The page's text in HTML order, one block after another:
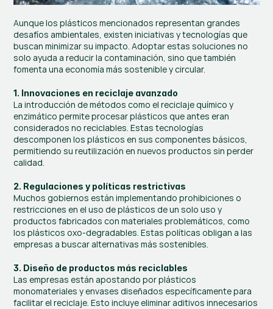
Aunque los plásticos mencionados representan grandes
desafíos ambientales, existen iniciativas y tecnologías que
buscan minimizar su impacto. Adoptar estas soluciones no
solo ayuda a reducir la contaminación, sino que también
fomenta una economía más sostenible y circular.
1. Innovaciones en reciclaje avanzado
La introducción de métodos como el reciclaje químico y
enzimático permite procesar plásticos que antes eran
considerados no reciclables. Estas tecnologías
descomponen los plásticos en sus componentes básicos,
permitiendo su reutilización en nuevos productos sin perder
calidad.
2. Regulaciones y políticas restrictivas
Muchos gobiernos están implementando prohibiciones o
restricciones en el uso de plásticos de un solo uso y
productos fabricados con materiales problemáticos, como
los plásticos oxo-degradables. Estas políticas obligan a las
empresas a buscar alternativas más sostenibles.
3. Diseño de productos más reciclables
Las empresas están apostando por plásticos
monomateriales y envases diseñados específicamente para
facilitar el reciclaje. Esto incluye eliminar aditivos innecesarios